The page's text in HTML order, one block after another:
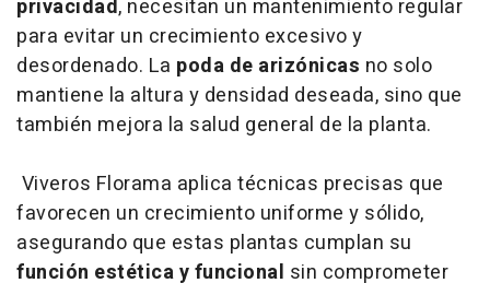
privacidad, necesitan un mantenimiento regular
para evitar un crecimiento excesivo y
desordenado. La poda de arizónicas no solo
mantiene la altura y densidad deseada, sino que
también mejora la salud general de la planta.
Viveros Florama aplica técnicas precisas que
favorecen un crecimiento uniforme y sólido,
asegurando que estas plantas cumplan su
función estética y funcional sin comprometer